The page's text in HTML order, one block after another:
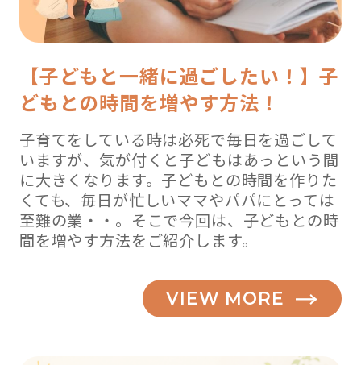
【子どもと一緒に過ごしたい！】子
どもとの時間を増やす方法！
子育てをしている時は必死で毎日を過ごして
いますが、気が付くと子どもはあっという間
に大きくなります。子どもとの時間を作りた
くても、毎日が忙しいママやパパにとっては
至難の業・・。そこで今回は、子どもとの時
間を増やす方法をご紹介します。
VIEW MORE